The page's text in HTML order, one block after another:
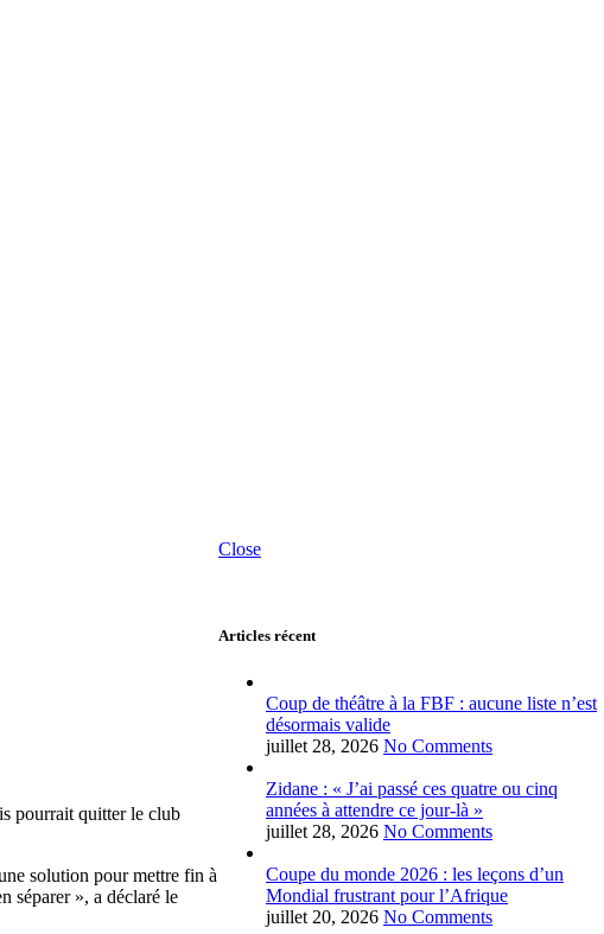
pourrait quitter le club
solution pour mettre fin à
séparer », a déclaré le
Close
Articles récent
Coup de théâtre à la FBF : aucune liste n’est
désormais valide
juillet 28, 2026 No Comments
Zidane : « J’ai passé ces quatre ou cinq
années à attendre ce jour-là »
juillet 28, 2026 No Comments
Coupe du monde 2026 : les leçons d’un
Mondial frustrant pour l’Afrique
juillet 20, 2026 No Comments